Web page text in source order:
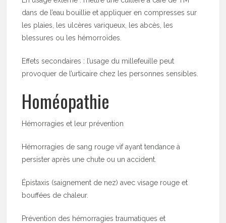
dans de l’eau bouillie et appliquer en compresses sur
les plaies, les ulcères variqueux, les abcès, les
blessures ou les hémorroïdes.
Effets secondaires : l’usage du millefeuille peut
provoquer de l’urticaire chez les personnes sensibles.
Homéopathie
Hémorragies et leur prévention
Hémorragies de sang rouge vif ayant tendance à
persister après une chute ou un accident.
Épistaxis (saignement de nez) avec visage rouge et
bouffées de chaleur.
Prévention des hémorragies traumatiques et